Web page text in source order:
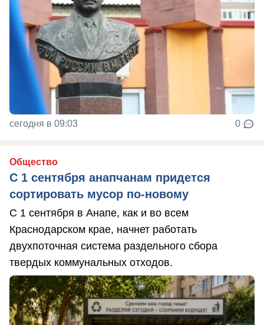
сегодня в 09:03 0
Общество
С 1 сентября анапчанам придется
сортировать мусор по-новому
С 1 сентября в Анапе, как и во всем
Краснодарском крае, начнет работать
двухпоточная система раздельного сбора
твердых коммунальных отходов.